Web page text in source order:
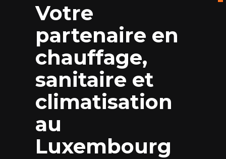
Votre
partenaire en
chauffage,
sanitaire et
climatisation
au
Luxembourg